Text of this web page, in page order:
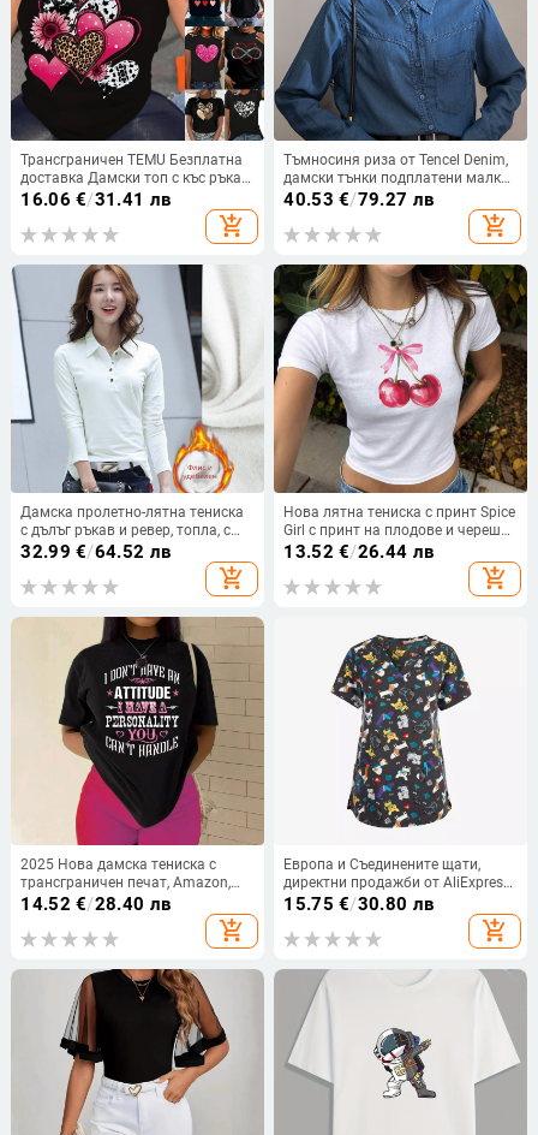
Трансграничен TEMU Безплатна
доставка Дамски топ с къс ръкав
Amazon AliExpress Shrimp Skin
Европейски и американски
дамски топ с кръгло деколте за
16.06 €/31.41 лв
add_shopping_cart
Тъмносиня риза от Tencel Denim,
дамски тънки подплатени малки
пролетни и есенни долни дрехи,
ретро мек деним топ в стил
Хонконг
40.53 €/79.27 лв
add_shopping_cart
Дамска пролетно-лятна тениска
с дълъг ръкав и ревер, топла, с
поларена подплата, удебелена,
универсална памучна, корейска
тениска 1818-2
32.99 €/64.52 лв
add_shopping_cart
Нова лятна тениска с принт Spice
Girl с принт на плодове и череши,
с принт през границата, за жени,
13.52 €/26.44 лв
add_shopping_cart
2025 Нова дамска тениска с
трансграничен печат, Amazon,
европейска и американска
дамска тениска с къс ръкав и
кръгло деколте с щампа на букви
14.52 €/28.40 лв
add_shopping_cart
Европа и Съединените щати,
директни продажби от AliExpress,
дамска тениска с V-образно
деколте, облекло за медицински
сестри с малък модел, удобна за
15.75 €/30.80 лв
add_shopping_cart